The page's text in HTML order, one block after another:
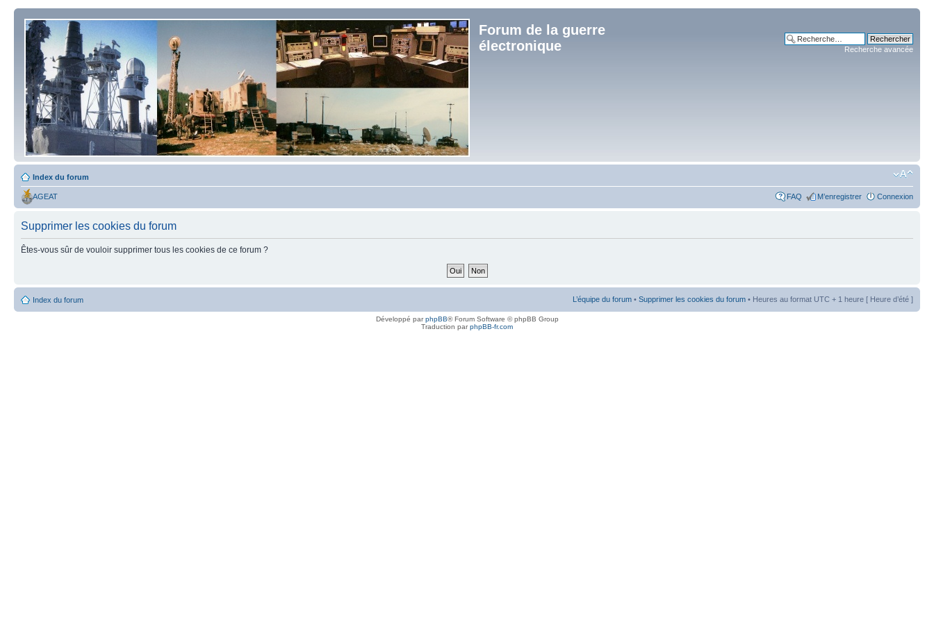
Forum de la guerre
électronique
Recherche avancée
Index du forum
AGEAT FAQ M’enregistrer Connexion
Supprimer les cookies du forum
Êtes-vous sûr de vouloir supprimer tous les cookies de ce forum ?
Index du forum L’équipe du forum • Supprimer les cookies du forum • Heures au format UTC + 1 heure [ Heure d’été ]
Développé parphpBB® Forum Software © phpBB Group
Traduction parphpBB-fr.com